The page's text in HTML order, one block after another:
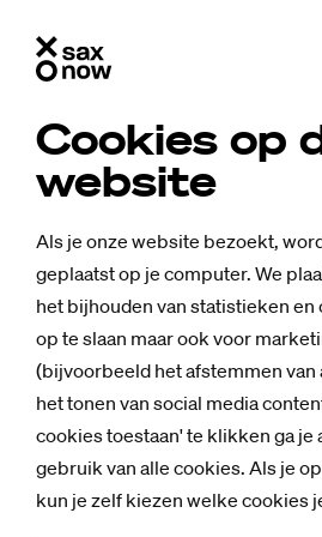
Cookies op
website
Als je onze website bezoekt,
geplaatst op je computer. We
het bijhouden van statistieken
op te slaan maar ook voor
(bijvoorbeeld het afstemmen
het tonen van social media
cookies toestaan' te klikken ga je
gebruik van alle cookies. Als je
kun je zelf kiezen welke cookies
Nieuws